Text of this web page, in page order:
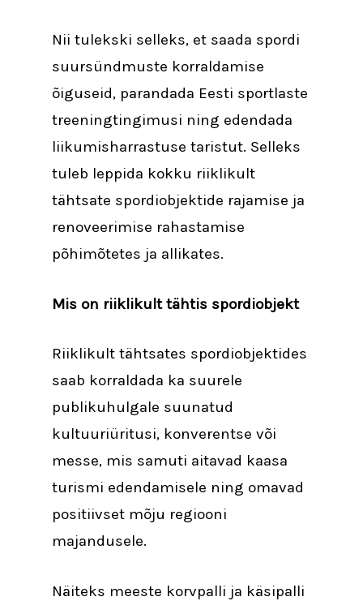
Nii tulekski selleks, et saada spordi
suursündmuste korraldamise
õiguseid, parandada Eesti sportlaste
treeningtingimusi ning edendada
liikumisharrastuse taristut. Selleks
tuleb leppida kokku riiklikult
tähtsate spordiobjektide rajamise ja
renoveerimise rahastamise
põhimõtetes ja allikates.
Mis on riiklikult tähtis spordiobjekt
Riiklikult tähtsates spordiobjektides
saab korraldada ka suurele
publikuhulgale suunatud
kultuuriüritusi, konverentse või
messe, mis samuti aitavad kaasa
turismi edendamisele ning omavad
positiivset mõju regiooni
majandusele.
Näiteks meeste korvpalli ja käsipalli